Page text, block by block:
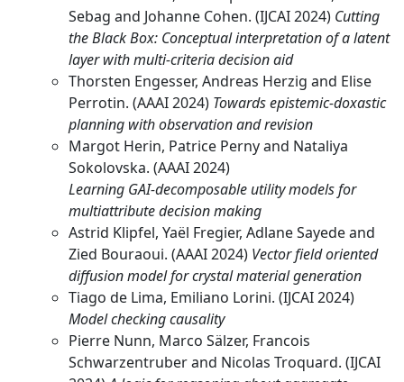
Sebag and Johanne Cohen. (IJCAI 2024) Cutting
the Black Box: Conceptual interpretation of a latent
layer with multi-criteria decision aid
Thorsten Engesser, Andreas Herzig and Elise
Perrotin. (AAAI 2024) Towards epistemic-doxastic
planning with observation and revision
Margot Herin, Patrice Perny and Nataliya
Sokolovska. (AAAI 2024)
Learning GAI-decomposable utility models for
multiattribute decision making
Astrid Klipfel, Yaël Fregier, Adlane Sayede and
Zied Bouraoui. (AAAI 2024) Vector field oriented
diffusion model for crystal material generation
Tiago de Lima, Emiliano Lorini. (IJCAI 2024)
Model checking causality
Pierre Nunn, Marco Sälzer, Francois
Schwarzentruber and Nicolas Troquard. (IJCAI